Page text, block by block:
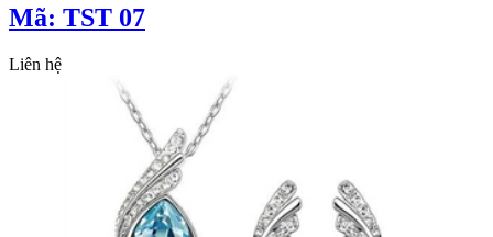
Mã: TST 07
Liên hệ